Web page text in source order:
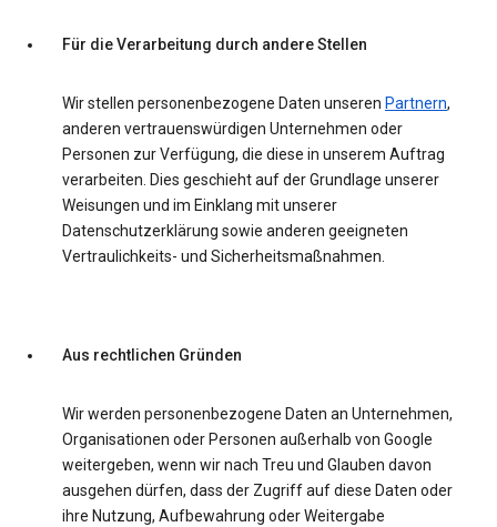
Für die Verarbeitung durch andere Stellen
Wir stellen personenbezogene Daten unseren Partnern,
anderen vertrauenswürdigen Unternehmen oder
Personen zur Verfügung, die diese in unserem Auftrag
verarbeiten. Dies geschieht auf der Grundlage unserer
Weisungen und im Einklang mit unserer
Datenschutzerklärung sowie anderen geeigneten
Vertraulichkeits- und Sicherheitsmaßnahmen.
Aus rechtlichen Gründen
Wir werden personenbezogene Daten an Unternehmen,
Organisationen oder Personen außerhalb von Google
weitergeben, wenn wir nach Treu und Glauben davon
ausgehen dürfen, dass der Zugriff auf diese Daten oder
ihre Nutzung, Aufbewahrung oder Weitergabe